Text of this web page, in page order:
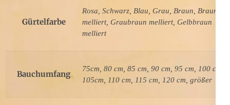
Gürtelfarbe
Rosa, Schwarz, Blau, Grau, Braun, Braun
melliert, Graubraun melliert, Gelbbraun
melliert
Bauchumfang
75cm, 80 cm, 85 cm, 90 cm, 95 cm, 100 cm,
105cm, 110 cm, 115 cm, 120 cm, größer